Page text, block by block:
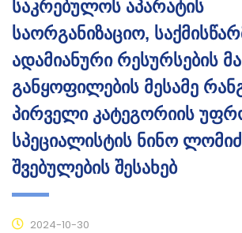
საკრებულოს აპარატის
საორგანიზაციო,
ადამიანური რესურსების
განყოფილების მესამე
პირველი კატეგორიის
სპეციალისტის ნინო
შვებულების შესახებ
2024-10-30